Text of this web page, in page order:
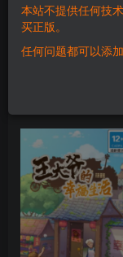
此
本站不提供任何技
买正版。
任何问题都可以添